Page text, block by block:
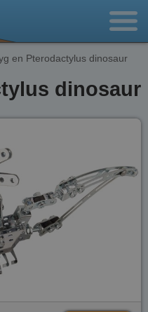
en Pterodactylus dinosaur
dinosaur